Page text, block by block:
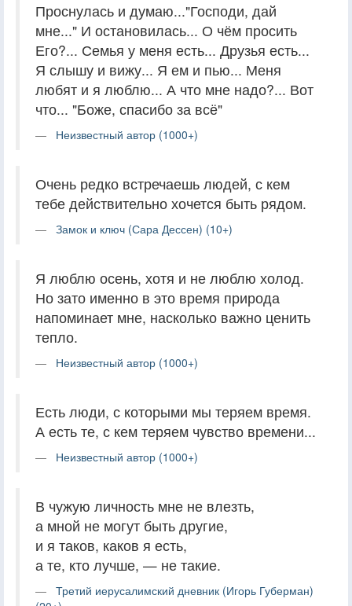
Проснулась и думаю..."Господи, дай
мне..." И остановилась... О чём просить
Его?... Семья у меня есть... Друзья есть...
Я слышу и вижу... Я ем и пью... Меня
любят и я люблю... А что мне надо?... Вот
что... "Боже, спасибо за всё"
Неизвестный автор (1000+)
Очень редко встречаешь людей, с кем
тебе действительно хочется быть рядом.
Замок и ключ (Сара Дессен) (10+)
Я люблю осень, хотя и не люблю холод.
Но зато именно в это время природа
напоминает мне, насколько важно ценить
тепло.
Неизвестный автор (1000+)
Есть люди, с которыми мы теряем время.
А есть те, с кем теряем чувство времени...
Неизвестный автор (1000+)
В чужую личность мне не влезть,
а мной не могут быть другие,
и я таков, каков я есть,
а те, кто лучше, — не такие.
Третий иерусалимский дневник (Игорь Губерман)